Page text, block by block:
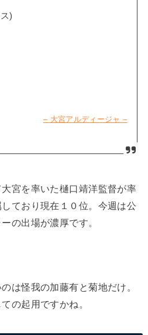
)
– 大宮アルディージャ –
宮を率いた樋口靖洋監督が率
ており現在１０位。今週は公
の出場が濃厚です。
は怪我の加藤有と菊地だけ。
の起用ですかね。